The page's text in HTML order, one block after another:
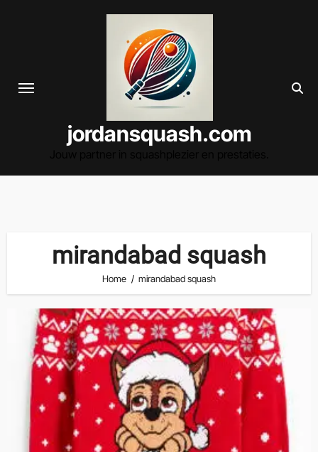
jordansquash.com
mirandabad squash
Home mirandabad squash